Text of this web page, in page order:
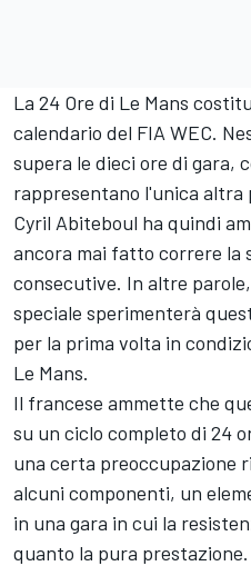
La 24 Ore di Le Mans
calendario del FIA WEC.
supera le dieci ore di gara,
rappresentano l'unica altra
Cyril Abiteboul ha quindi
ancora mai fatto correre la
consecutive. In altre
speciale sperimenterà
per la prima volta in
Le Mans.
Il francese ammette che
su un ciclo completo di 24
una certa preoccupazione
alcuni componenti, un
in una gara in cui la
quanto la pura prestazione.